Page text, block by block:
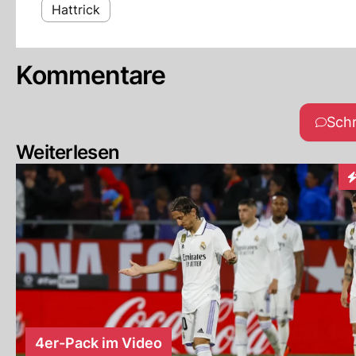
Hattrick
Kommentare
Weiterlesen
4er-Pack im Video